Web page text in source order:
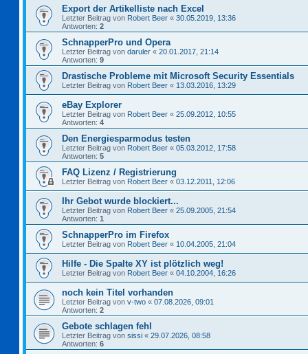
Export der Artikelliste nach Excel
Letzter Beitrag von Robert Beer « 30.05.2019, 13:36
Antworten: 2
SchnapperPro und Opera
Letzter Beitrag von daruler « 20.01.2017, 21:14
Antworten: 9
Drastische Probleme mit Microsoft Security Essentials
Letzter Beitrag von Robert Beer « 13.03.2016, 13:29
eBay Explorer
Letzter Beitrag von Robert Beer « 25.09.2012, 10:55
Antworten: 4
Den Energiesparmodus testen
Letzter Beitrag von Robert Beer « 05.03.2012, 17:58
Antworten: 5
FAQ Lizenz / Registrierung
Letzter Beitrag von Robert Beer « 03.12.2011, 12:06
Ihr Gebot wurde blockiert...
Letzter Beitrag von Robert Beer « 25.09.2005, 21:54
Antworten: 1
SchnapperPro im Firefox
Letzter Beitrag von Robert Beer « 10.04.2005, 21:04
Hilfe - Die Spalte XY ist plötzlich weg!
Letzter Beitrag von Robert Beer « 04.10.2004, 16:26
noch kein Titel vorhanden
Letzter Beitrag von v-two « 07.08.2026, 09:01
Antworten: 2
Gebote schlagen fehl
Letzter Beitrag von sissi « 29.07.2026, 08:58
Antworten: 6